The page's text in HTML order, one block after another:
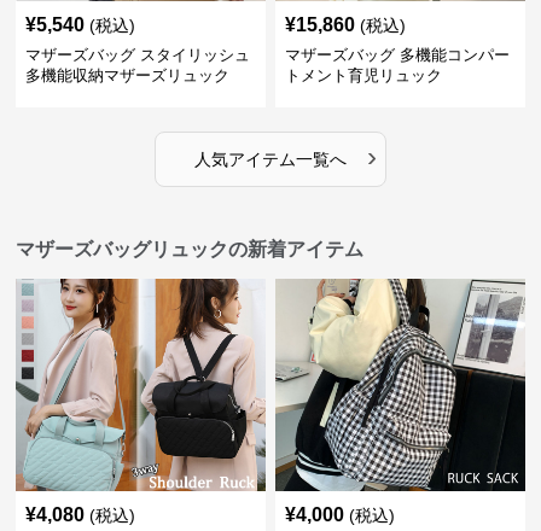
¥5,540 (税込)
マザーズバッグ スタイリッシュ
多機能収納マザーズリュック
¥15,860 (税込)
マザーズバッグ 多機能コンパー
トメント育児リュック
人気アイテム一覧へ ›
マザーズバッグリュックの新着アイテム
¥4,080 (税込) ¥4,000 (税込)